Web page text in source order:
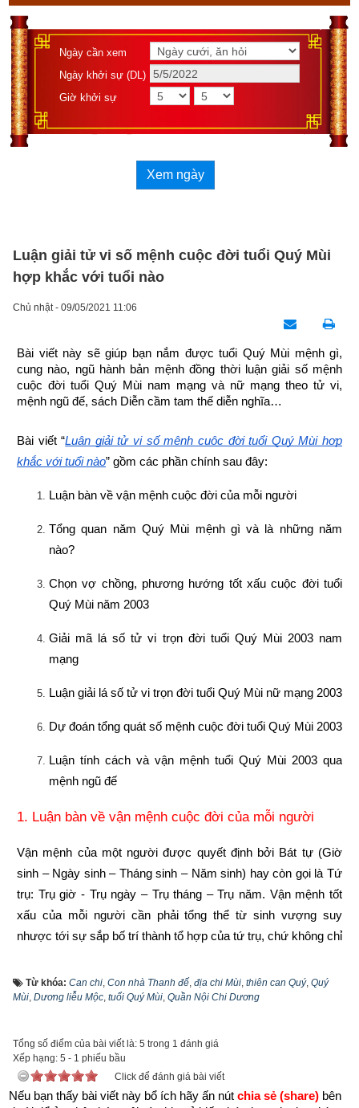
Ngày cần xem
Ngày khởi sự (DL)
Giờ khởi sự
Xem ngày
Luận giải tử vi số mệnh cuộc đời tuổi Quý Mùi
hợp khắc với tuổi nào
Chủ nhật - 09/05/2021 11:06
Bài viết này sẽ giúp bạn nắm được tuổi Quý Mùi mệnh gì,
cung nào, ngũ hành bản mệnh đồng thời luận giải số mệnh
cuộc đời tuổi Quý Mùi nam mạng và nữ mạng theo tử vi,
mệnh ngũ đế, sách Diễn cầm tam thế diễn nghĩa…
Bài viết “Luận giải tử vi số mệnh cuộc đời tuổi Quý Mùi hợp
khắc với tuổi nào” gồm các phần chính sau đây:
Luận bàn về vận mệnh cuộc đời của mỗi người
Tổng quan năm Quý Mùi mệnh gì và là những năm
nào?
Chọn vợ chồng, phương hướng tốt xấu cuộc đời tuổi
Quý Mùi năm 2003
Giải mã lá số tử vi trọn đời tuổi Quý Mùi 2003 nam
mạng
Luận giải lá số tử vi trọn đời tuổi Quý Mùi nữ mạng 2003
Dự đoán tổng quát số mệnh cuộc đời tuổi Quý Mùi 2003
Luận tính cách và vận mệnh tuổi Quý Mùi 2003 qua
mệnh ngũ đế
1. Luận bàn về vận mệnh cuộc đời của mỗi người
Vận mệnh của một người được quyết định bởi Bát tự (Giờ
sinh – Ngày sinh – Tháng sinh – Năm sinh) hay còn gọi là Tứ
trụ: Trụ giờ - Trụ ngày – Trụ tháng – Trụ năm. Vận mệnh tốt
xấu của mỗi người cần phải tổng thể từ sinh vượng suy
nhược tới sự sắp bố trí thành tổ hợp của tứ trụ, chứ không chỉ
bằng tháng tốt, tháng tốt không bằng ngày tốt, ngày tốt không
bằng giờ tốt là phiến diện còn quan niệm năm sinh quyết định
Vậy hiểu như thế nào mới lại đúng?
Năm sinh trong tứ trụ như là gốc của cây, là móng của nhà
là ngọn nguồn của nhân mệnh. Gốc khô thì cây chết, gốc có
Từ khóa: Can chi, Con nhà Thanh đế, địa chi Mùi, thiên can Quý, Quý
Mùi, Dương liễu Mộc, tuổi Quý Mùi, Quần Nội Chi Dương
Tổng số điểm của bài viết là: 5 trong 1 đánh giá
Xếp hạng: 5 - 1 phiếu bầu
Click để đánh giá bài viết
Nếu bạn thấy bài viết này bổ ích hãy ấn nút chia sẻ (share) bên